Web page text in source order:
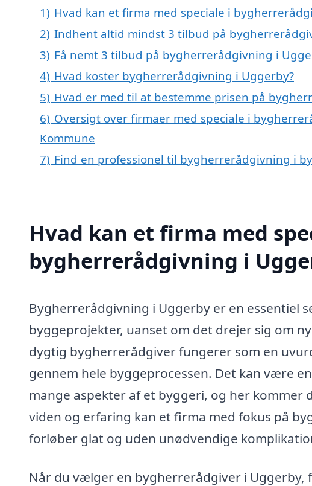
1) Hvad kan et firma med speciale i
2) Indhent altid mindst 3 tilbud på
3) Få nemt 3 tilbud på bygherrerådgivning i
4) Hvad koster bygherrerådgivning i Uggerby?
5) Hvad er med til at bestemme prisen på
6) Oversigt over firmaer med speciale i
Kommune
7) Find en professionel til bygherrerådgivning i
Hvad kan et firma med
bygherrerådgivning i
Bygherrerådgivning i Uggerby er en essentiel
byggeprojekter, uanset om det drejer sig om
dygtig bygherrerådgiver fungerer som en
gennem hele byggeprocessen. Det kan være
mange aspekter af et byggeri, og her kommer
viden og erfaring kan et firma med fokus på
forløber glat og uden unødvendige
Når du vælger en bygherrerådgiver i